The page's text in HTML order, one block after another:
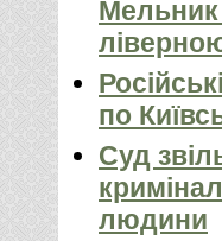
по
Суд
людини